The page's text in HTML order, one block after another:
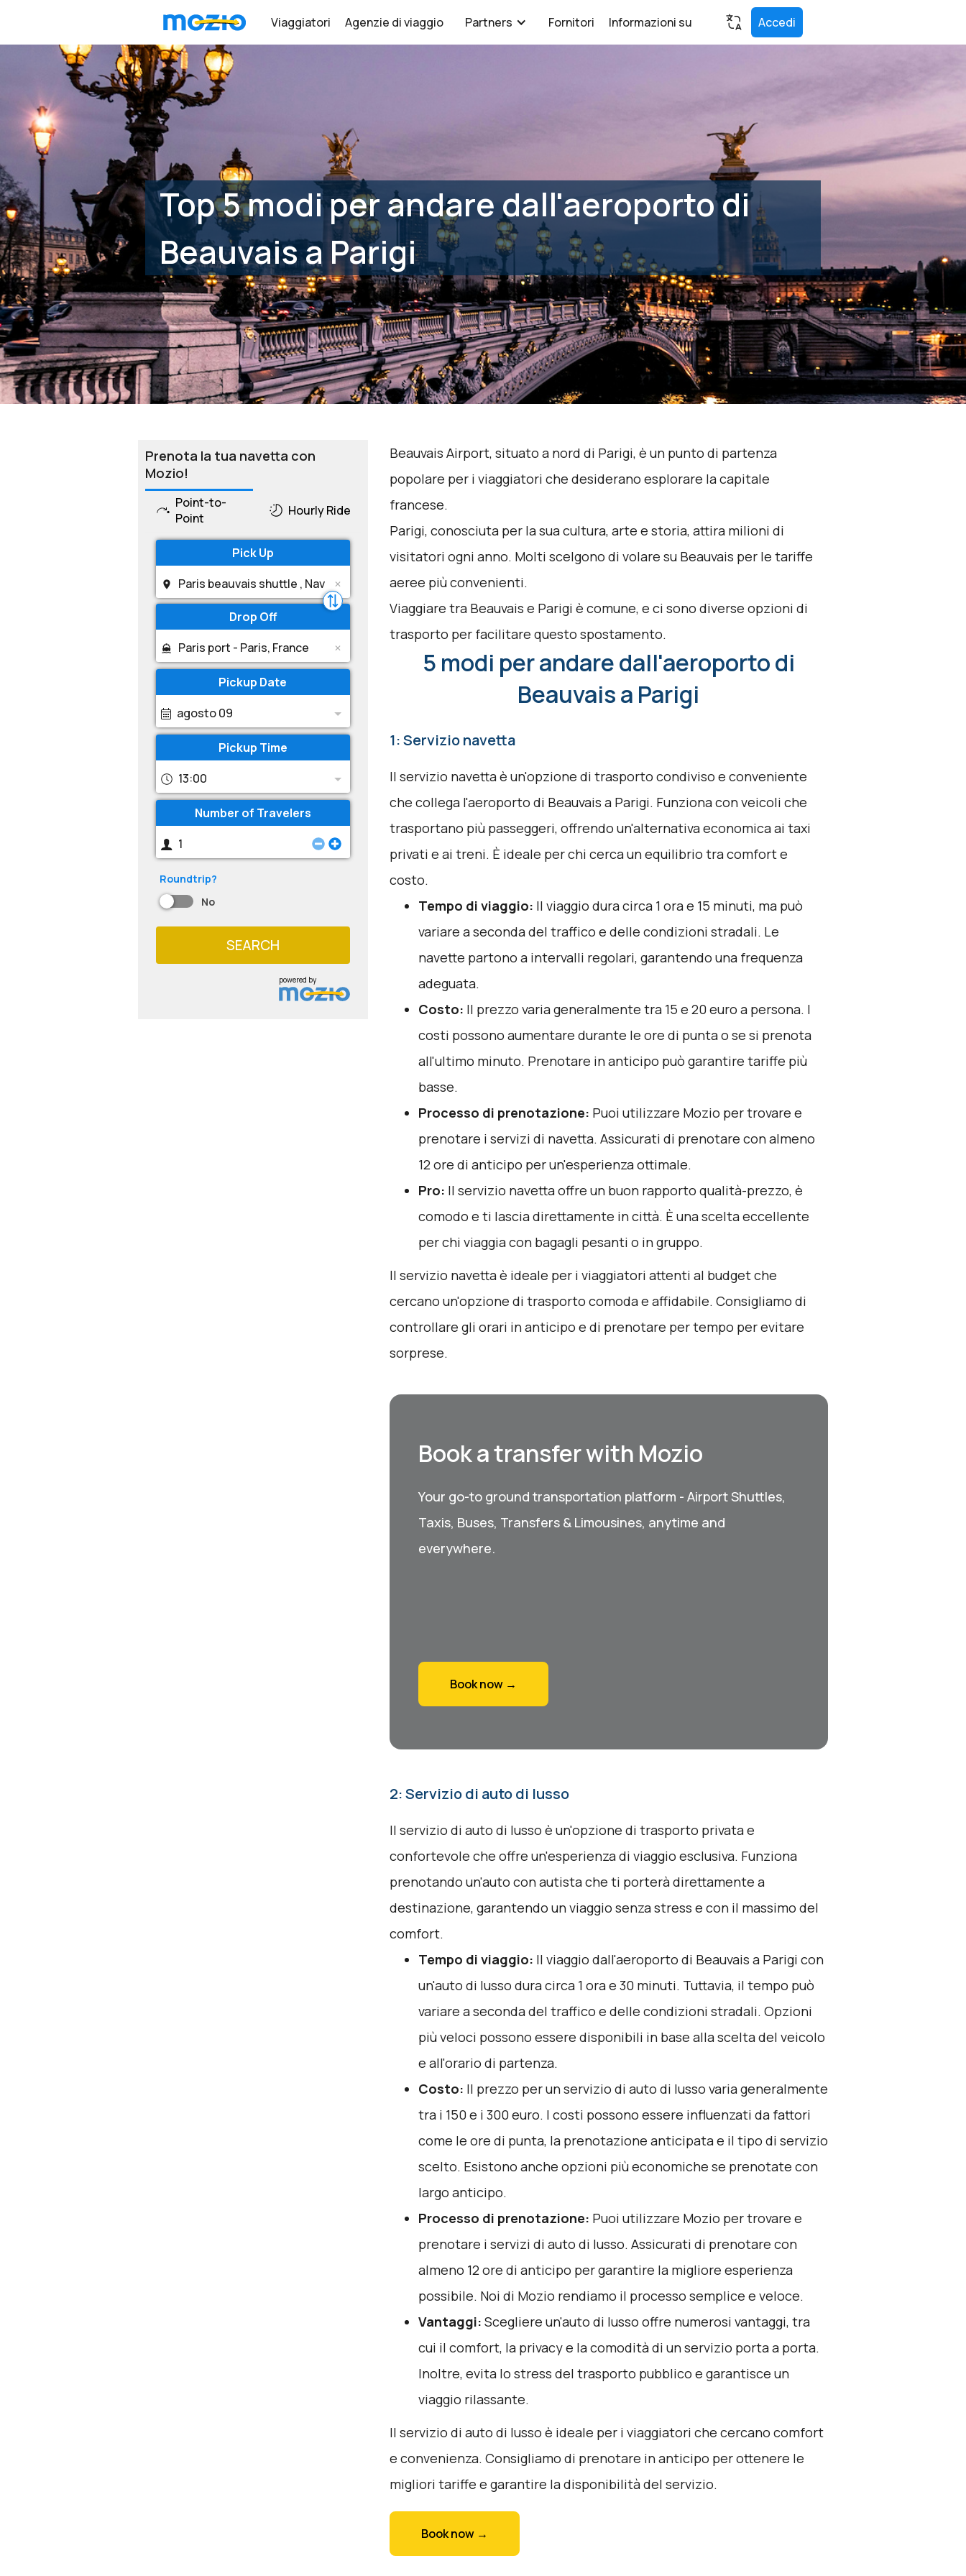
Viaggiatori Agenzie di viaggio Partners Fornitori Informazioni su Accedi
Top 5 modi per andare dall'aeroporto di
Beauvais a Parigi
Prenota la tua navetta con
Mozio!
Point-to-
Point
Hourly Ride
Pick Up
Drop Off
Pickup Date
agosto 09
Pickup Time
13:00
Number of Travelers
Roundtrip?
No
SEARCH
powered by
Beauvais Airport, situato a nord di Parigi, è un punto di partenza
popolare per i viaggiatori che desiderano esplorare la capitale
francese.
Parigi, conosciuta per la sua cultura, arte e storia, attira milioni di
visitatori ogni anno. Molti scelgono di volare su Beauvais per le tariffe
aeree più convenienti.
Viaggiare tra Beauvais e Parigi è comune, e ci sono diverse opzioni di
trasporto per facilitare questo spostamento.
5 modi per andare dall'aeroporto di
Beauvais a Parigi
1: Servizio navetta
Il servizio navetta è un'opzione di trasporto condiviso e conveniente
che collega l'aeroporto di Beauvais a Parigi. Funziona con veicoli che
trasportano più passeggeri, offrendo un'alternativa economica ai taxi
privati e ai treni. È ideale per chi cerca un equilibrio tra comfort e
costo.
Tempo di viaggio: Il viaggio dura circa 1 ora e 15 minuti, ma può
variare a seconda del traffico e delle condizioni stradali. Le
navette partono a intervalli regolari, garantendo una frequenza
adeguata.
Costo: Il prezzo varia generalmente tra 15 e 20 euro a persona. I
costi possono aumentare durante le ore di punta o se si prenota
all'ultimo minuto. Prenotare in anticipo può garantire tariffe più
basse.
Processo di prenotazione: Puoi utilizzare Mozio per trovare e
prenotare i servizi di navetta. Assicurati di prenotare con almeno
12 ore di anticipo per un'esperienza ottimale.
Pro: Il servizio navetta offre un buon rapporto qualità-prezzo, è
comodo e ti lascia direttamente in città. È una scelta eccellente
per chi viaggia con bagagli pesanti o in gruppo.
Il servizio navetta è ideale per i viaggiatori attenti al budget che
cercano un'opzione di trasporto comoda e affidabile. Consigliamo di
controllare gli orari in anticipo e di prenotare per tempo per evitare
sorprese.
Book a transfer with Mozio
Your go-to ground transportation platform - Airport Shuttles,
Taxis, Buses, Transfers & Limousines, anytime and
everywhere.
Book now →
2: Servizio di auto di lusso
Il servizio di auto di lusso è un'opzione di trasporto privata e
confortevole che offre un'esperienza di viaggio esclusiva. Funziona
prenotando un'auto con autista che ti porterà direttamente a
destinazione, garantendo un viaggio senza stress e con il massimo del
comfort.
Tempo di viaggio: Il viaggio dall'aeroporto di Beauvais a Parigi con
un'auto di lusso dura circa 1 ora e 30 minuti. Tuttavia, il tempo può
variare a seconda del traffico e delle condizioni stradali. Opzioni
più veloci possono essere disponibili in base alla scelta del veicolo
e all'orario di partenza.
Costo: Il prezzo per un servizio di auto di lusso varia generalmente
tra i 150 e i 300 euro. I costi possono essere influenzati da fattori
come le ore di punta, la prenotazione anticipata e il tipo di servizio
scelto. Esistono anche opzioni più economiche se prenotate con
largo anticipo.
Processo di prenotazione: Puoi utilizzare Mozio per trovare e
prenotare i servizi di auto di lusso. Assicurati di prenotare con
almeno 12 ore di anticipo per garantire la migliore esperienza
possibile. Noi di Mozio rendiamo il processo semplice e veloce.
Vantaggi: Scegliere un'auto di lusso offre numerosi vantaggi, tra
cui il comfort, la privacy e la comodità di un servizio porta a porta.
Inoltre, evita lo stress del trasporto pubblico e garantisce un
viaggio rilassante.
Il servizio di auto di lusso è ideale per i viaggiatori che cercano comfort
e convenienza. Consigliamo di prenotare in anticipo per ottenere le
migliori tariffe e garantire la disponibilità del servizio.
Book now →